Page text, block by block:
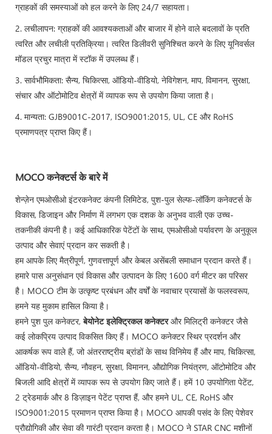
ग्राहकों की समस्याओं को हल करने के लिए 24/7 सहायता।
2. लचीलापन: ग्राहकों की आवश्यकताओं और बाजार में होने वाले बदलावों के प्रति
त्वरित और लचीली प्रतिक्रिया। त्वरित डिलीवरी सुनिश्चित करने के लिए यूनिवर्सल
मॉडल प्रचुर मात्रा में स्टॉक में उपलब्ध हैं।
3. सार्वभौमिकता: सैन्य, चिकित्सा, ऑडियो-वीडियो, नेविगेशन, माप, विमानन, सुरक्षा,
संचार और ऑटोमोटिव क्षेत्रों में व्यापक रूप से उपयोग किया जाता है।
4. मान्यता: GJB9001C-2017, ISO9001:2015, UL, CE और RoHS
प्रमाणपत्र प्राप्त किए हैं।
MOCO कनेक्टर्स के बारे में
शेन्ज़ेन एमओसीओ इंटरकनेक्ट कंपनी लिमिटेड, पुश-पुल सेल्फ-लॉकिंग कनेक्टर्स के
विकास, डिजाइन और निर्माण में लगभग एक दशक के अनुभव वाली एक उच्च-
तकनीकी कंपनी है। कई आधिकारिक पेटेंटों के साथ, एमओसीओ पर्यावरण के अनुकूल
उत्पाद और सेवाएं प्रदान कर सकती है।
हम आपके लिए मैत्रीपूर्ण, गुणवत्तापूर्ण और केबल असेंबली समाधान प्रदान करते हैं।
हमारे पास अनुसंधान एवं विकास और उत्पादन के लिए 1600 वर्ग मीटर का परिसर
है। MOCO टीम के उत्कृष्ट प्रबंधन और वर्षों के नवाचार प्रयासों के फलस्वरूप,
हमने यह मुकाम हासिल किया है।
हमने पुश पुल कनेक्टर,बेयोनेट इलेक्ट्रिकल कनेक्टरऔर मिलिट्री कनेक्टर जैसे
कई लोकप्रिय उत्पाद विकसित किए हैं। MOCO कनेक्टर स्थिर प्रदर्शन और
आकर्षक रूप वाले हैं, जो अंतरराष्ट्रीय ब्रांडों के साथ विनिमेय हैं और माप, चिकित्सा,
ऑडियो-वीडियो, सैन्य, नौवहन, सुरक्षा, विमानन, औद्योगिक नियंत्रण, ऑटोमोटिव और
बिजली आदि क्षेत्रों में व्यापक रूप से उपयोग किए जाते हैं। हमें 10 उपयोगिता पेटेंट,
2 ट्रेडमार्क और 8 डिज़ाइन पेटेंट प्राप्त हैं, और हमने UL, CE, RoHS और
ISO9001:2015 प्रमाणन प्राप्त किया है। MOCO आपकी पसंद के लिए पेशेवर
प्रौद्योगिकी और सेवा की गारंटी प्रदान करता है। MOCO ने STAR CNC मशीनों